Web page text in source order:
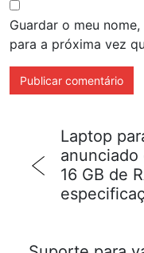
Guardar o meu
para a próxima vez
Laptop
16 GB de